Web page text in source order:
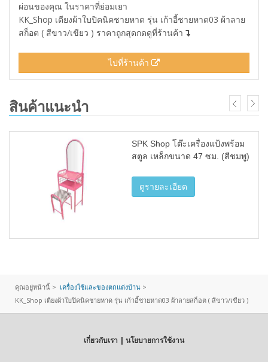
ผ่อนของคุณ ในราคาที่ย่อมเยา
KK_Shop เตียงผ้าใบปิคนิคชายหาด รุ่น เก้าอี้ชายหาด03 ผ้าลาย
สก็อต ( สีขาว/เขียว ) ราคาถูกสุดกดดูที่ร้านค้า
ไปที่ร้านค้า
สินค้าแนะนำ
SPK Shop โต๊ะเครื่องแป้งพร้อม
สตูล เหล็กขนาด 47 ซม. (สีชมพู)
ดูรายละเอียด
คุณอยู่หน้านี้ > เครื่องใช้และของตกแต่งบ้าน >
KK_Shop เตียงผ้าใบปิคนิคชายหาด รุ่น เก้าอี้ชายหาด03 ผ้าลายสก็อต ( สีขาว/เขียว )
เกี่ยวกับเรา | นโยบายการใช้งาน